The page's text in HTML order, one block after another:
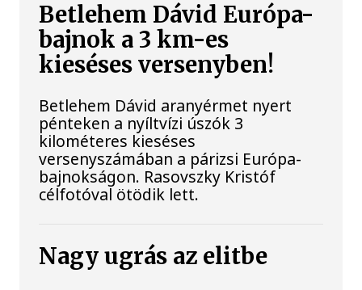
Betlehem Dávid Európa-
bajnok a 3 km-es
kieséses versenyben!
Betlehem Dávid aranyérmet nyert
pénteken a nyíltvízi úszók 3
kilométeres kieséses
versenyszámában a párizsi Európa-
bajnokságon. Rasovszky Kristóf
célfotóval ötödik lett.
Nagy ugrás az elitbe